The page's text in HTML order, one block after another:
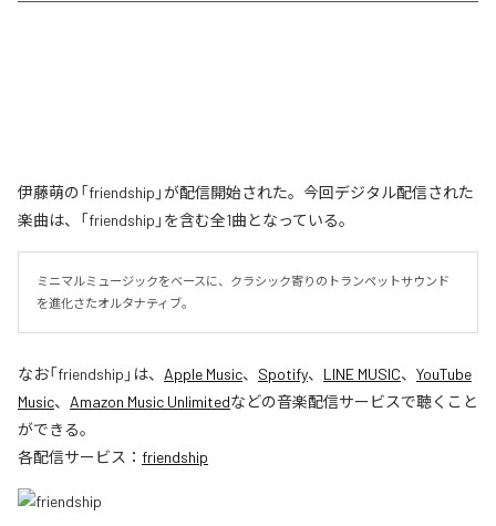
伊藤萌の「friendship」が配信開始された。今回デジタル配信された
楽曲は、「friendship」を含む全1曲となっている。
ミニマルミュージックをベースに、クラシック寄りのトランペットサウンド
を進化さたオルタナティブ。
なお「friendship 」は、 Apple Music、 Spotify、 LINE MUSIC、 YouTube
Music、 Amazon Music Unlimitedなどの音楽配信サービスで聴くこと
ができる。
各配信サービス： friendship